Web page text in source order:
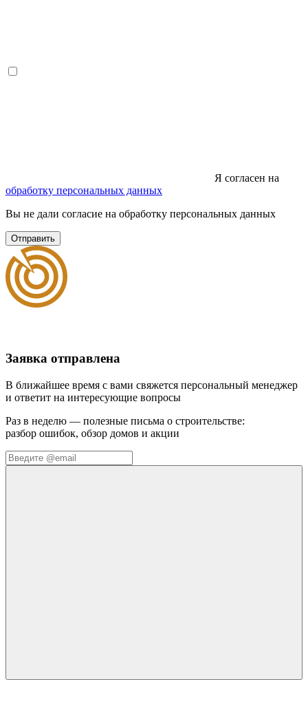
Я согласен на
обработку персональных данных
Вы не дали согласие на обработку персональных данных
Отправить
Заявка отправлена
В ближайшее время с вами свяжется персональный менеджер
и ответит на интересующие вопросы
Раз в неделю — полезные письма о строительстве:
разбор ошибок, обзор домов и акции